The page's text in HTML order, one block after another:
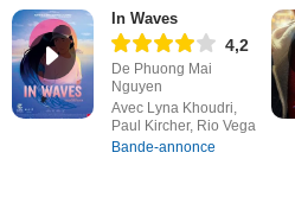
In Waves
4,2
De Phuong Mai
Nguyen
Avec Lyna Khoudri,
Paul Kircher, Rio Vega
Bande-annonce